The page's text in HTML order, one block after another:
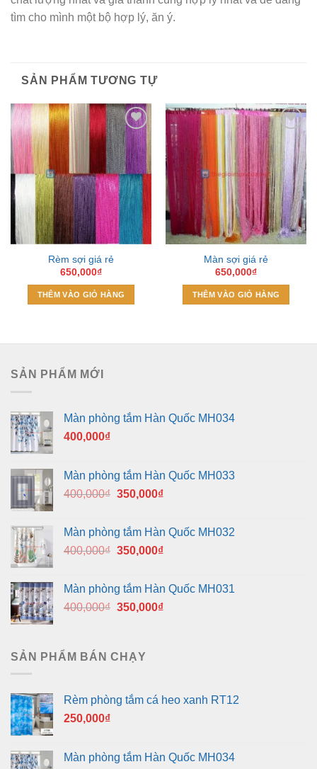
tìm cho mình một bộ hợp lý, ăn ý.
SẢN PHẨM TƯƠNG TỰ
Add to
Wishlist
Rèm sợi giá rẻ
650,000₫
THÊM VÀO GIỎ HÀNG
Add to
Wishlist
Màn sợi giá rẻ
650,000₫
THÊM VÀO GIỎ HÀNG
SẢN PHẨM MỚI
Màn phòng tắm Hàn Quốc MH034
400,000₫
Màn phòng tắm Hàn Quốc MH033
400,000₫ Giá
400,000₫.
350,000₫Giá
là:
350,000₫.
Màn phòng tắm Hàn Quốc MH032
400,000₫ Giá
400,000₫.
350,000₫Giá
là:
350,000₫.
Màn phòng tắm Hàn Quốc MH031
400,000₫ Giá
400,000₫.
350,000₫Giá
SẢN PHẨM BÁN CHẠY
Rèm phòng tắm cá heo xanh RT12
250,000₫
Màn phòng tắm Hàn Quốc MH034